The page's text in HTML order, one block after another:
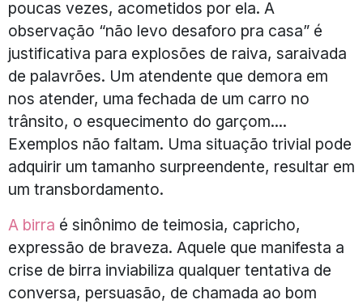
poucas vezes, acometidos por ela. A
observação “não levo desaforo pra casa” é
justificativa para explosões de raiva, saraivada
de palavrões. Um atendente que demora em
nos atender, uma fechada de um carro no
trânsito, o esquecimento do garçom....
Exemplos não faltam. Uma situação trivial pode
adquirir um tamanho surpreendente, resultar em
um transbordamento.
A birra é sinônimo de teimosia, capricho,
expressão de braveza. Aquele que manifesta a
crise de birra inviabiliza qualquer tentativa de
conversa, persuasão, de chamada ao bom